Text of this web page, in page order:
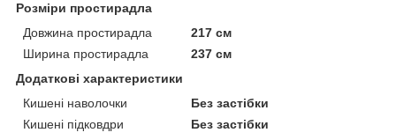
Розміри простирадла
Довжина простирадла
217 см
Ширина простирадла
237 см
Додаткові характеристики
Кишені наволочки
Без застібки
Кишені підковдри
Без застібки